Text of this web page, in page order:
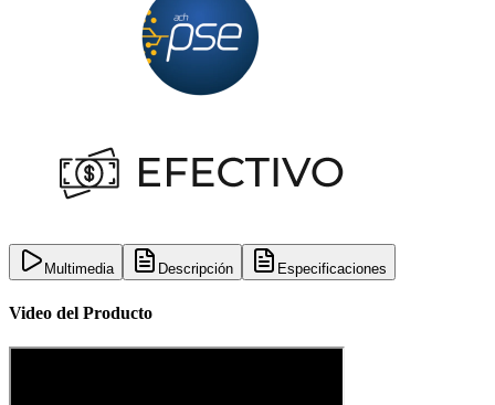
Multimedia Descripción Especificaciones
Video del Producto